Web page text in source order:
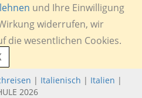
und Ihre Einwilligung
widerrufen, wir
die wesentlichen Cookies.
| Italienisch | Italien |
2026